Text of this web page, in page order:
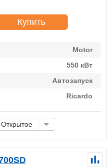
Купить
Motor
550 кВт
Автозапуск
Ricardo
Открытое